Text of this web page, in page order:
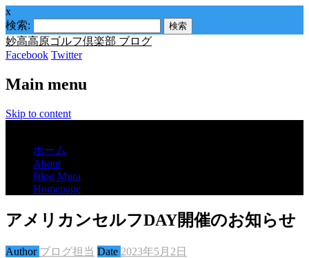
x
検索:
妙高高原ゴルフ倶楽部 ブログ
Facebook Twitter
Main menu
Skip to content
ホーム
About
Blog Mura
Homepage
アメリカンセルフDAY開催のお知らせ
Author ブログ担当 Date 2023年5月2日